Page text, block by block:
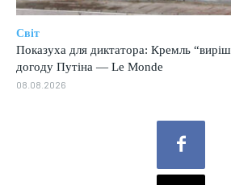
Світ
Показуха для диктатора: Кремль
догоду Путіна — Le Monde
08.08.2026